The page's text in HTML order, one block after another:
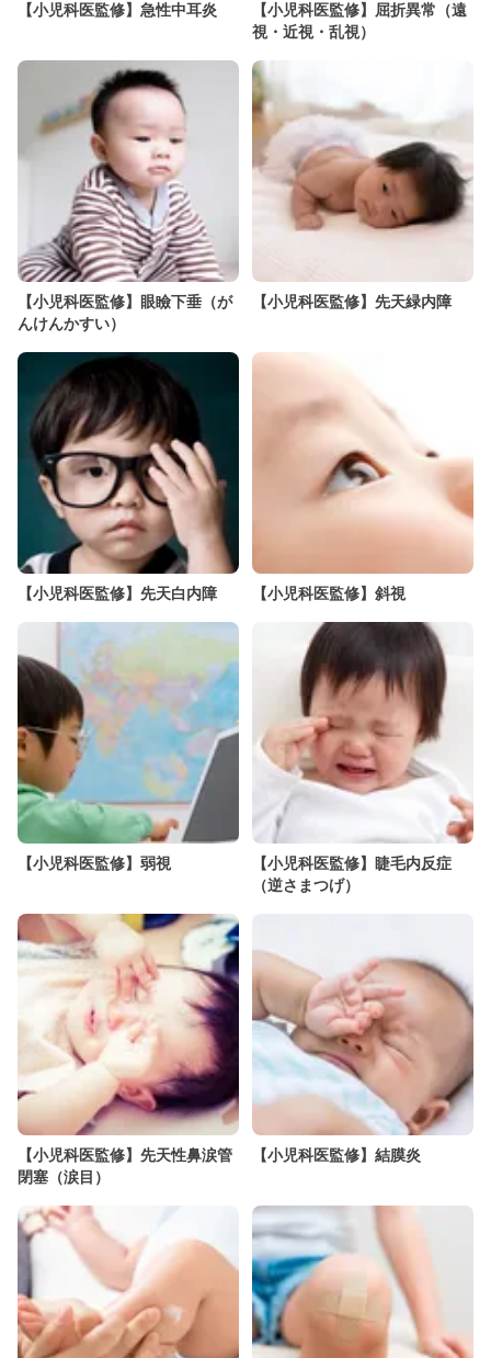
【小児科医監修】急性中耳炎
【小児科医監修】屈折異常（遠
視・近視・乱視）
【小児科医監修】眼瞼下垂（が
んけんかすい）
【小児科医監修】先天緑内障
【小児科医監修】先天白内障 【小児科医監修】斜視
【小児科医監修】弱視
【小児科医監修】睫毛内反症
（逆さまつげ）
【小児科医監修】先天性鼻涙管
閉塞（涙目）
【小児科医監修】結膜炎